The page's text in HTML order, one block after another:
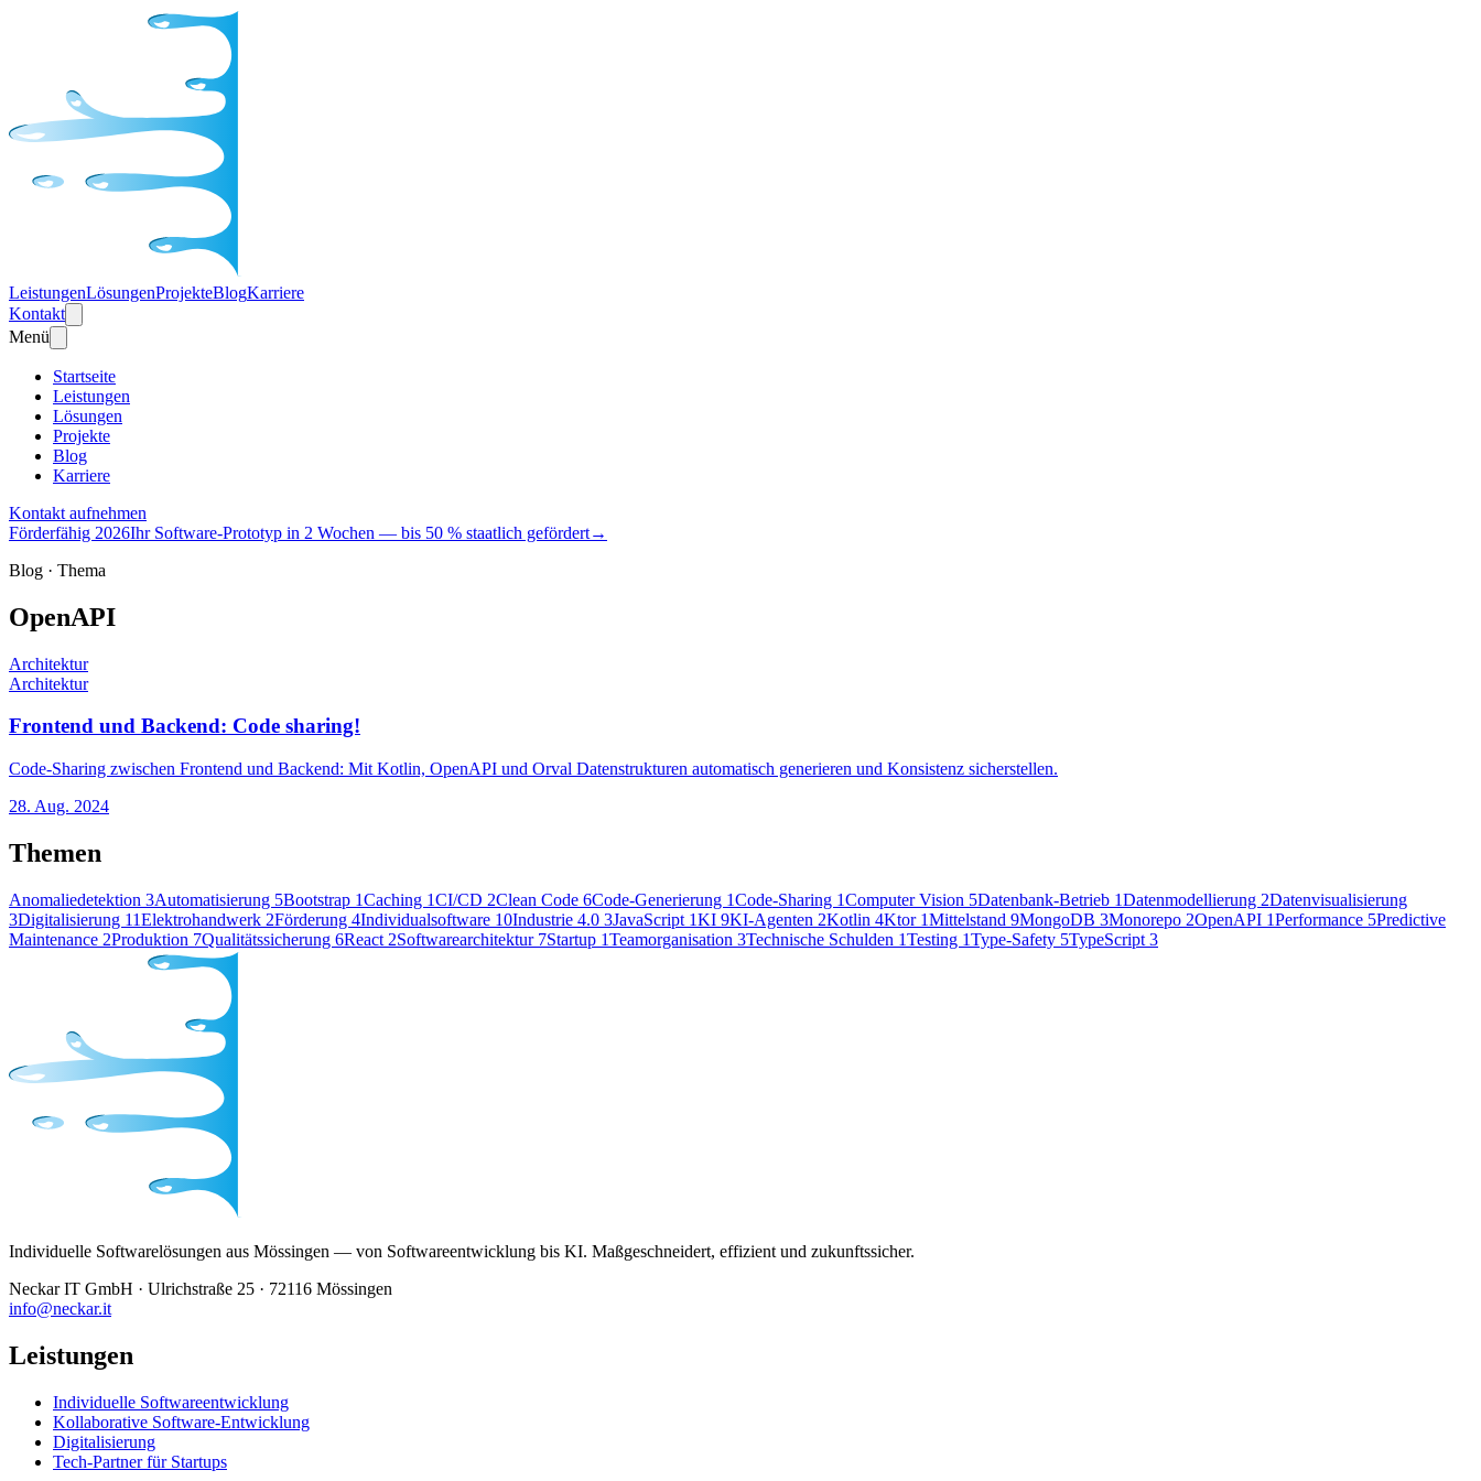
LeistungenLösungenProjekteBlogKarriere
Kontakt
Menü
Startseite
Leistungen
Lösungen
Projekte
Blog
Karriere
Kontakt aufnehmen
Förderfähig 2026Ihr Software-Prototyp in 2 Wochen — bis 50 % staatlich gefördert→
Blog · Thema
OpenAPI
Architektur
Architektur
Frontend und Backend: Code sharing!
Code-Sharing zwischen Frontend und Backend: Mit Kotlin, OpenAPI und Orval Datenstrukturen automatisch generieren und Konsistenz sicherstellen.
28. Aug. 2024
Themen
Anomaliedetektion 3Automatisierung 5Bootstrap 1Caching 1CI/CD 2Clean Code 6Code-Generierung 1Code-Sharing 1Computer Vision 5Datenbank-Betrieb 1Datenmodellierung 2Datenvisualisierung
3Digitalisierung 11Elektrohandwerk 2Förderung 4Individualsoftware 10Industrie 4.0 3JavaScript 1KI 9KI-Agenten 2Kotlin 4Ktor 1Mittelstand 9MongoDB 3Monorepo 2OpenAPI 1Performance 5Predictive
Maintenance 2Produktion 7Qualitätssicherung 6React 2Softwarearchitektur 7Startup 1Teamorganisation 3Technische Schulden 1Testing 1Type-Safety 5TypeScript 3
Individuelle Softwarelösungen aus Mössingen — von Softwareentwicklung bis KI. Maßgeschneidert, effizient und zukunftssicher.
Neckar IT GmbH · Ulrichstraße 25 · 72116 Mössingen
info@neckar.it
Leistungen
Individuelle Softwareentwicklung
Kollaborative Software-Entwicklung
Digitalisierung
Tech-Partner für Startups